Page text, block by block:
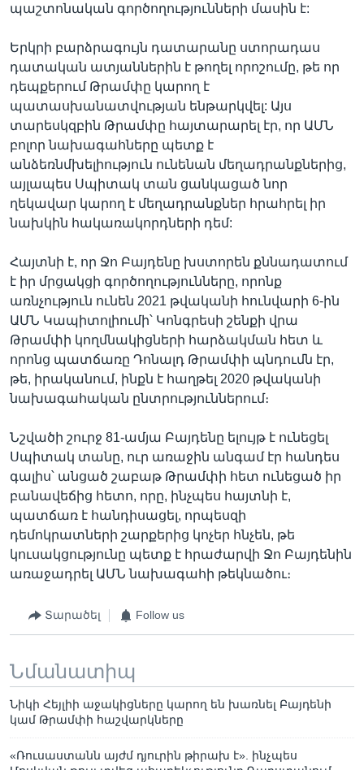
պաշտոնական գործողությունների մասին է:
Երկրի բարձրագույն դատարանը ստորադաս
դատական ատյաններին է թողել որոշումը, թե որ
դեպքերում Թրամփը կարող է
պատասխանատվության ենթարկվել: Այս
տարեսկզբին Թրամփը հայտարարել էր, որ ԱՄՆ
բոլոր նախագահները պետք է
անձեռնմխելիություն ունենան մեղադրանքներից,
այլապես Սպիտակ տան ցանկացած նոր
ղեկավար կարող է մեղադրանքներ հրահրել իր
նախկին հակառակորդների դեմ:
Հայտնի է, որ Ջո Բայդենը խստորեն քննադատում
է իր մրցակցի գործողությունները, որոնք
առնչություն ունեն 2021 թվականի հունվարի 6-ին
ԱՄՆ Կապիտոլիումի՝ Կոնգրեսի շենքի վրա
Թրամփի կողմնակիցների հարձակման հետ և
որոնց պատճառը Դոնալդ Թրամփի պնդումն էր,
թե, իրականում, ինքն է հաղթել 2020 թվականի
նախագահական ընտրություններում։
Նշվածի շուրջ 81-ամյա Բայդենը ելույթ է ունեցել
Սպիտակ տանը, ուր առաջին անգամ էր հանդես
գալիս՝ անցած շաբաթ Թրամփի հետ ունեցած իր
բանավեճից հետո, որը, ինչպես հայտնի է,
պատճառ է հանդիսացել, որպեսզի
դեմոկրատների շարքերից կոչեր հնչեն, թե
կուսակցությունը պետք է հրաժարվի Ջո Բայդենին
առաջադրել ԱՄՆ նախագահի թեկնածու։
Տարածել Follow us
Նմանատիպ
Նիկի Հեյլիի աջակիցները կարող են խառնել Բայդենի
կամ Թրամփի հաշվարկները
«Ռուսաստանն այժմ դյուրին թիրախ է». ինչպես